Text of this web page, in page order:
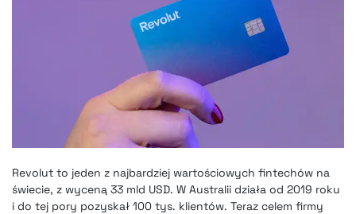
Revolut to jeden z najbardziej wartościowych fintechów na
świecie, z wyceną 33 mld USD. W Australii działa od 2019 roku
i do tej pory pozyskał 100 tys. klientów. Teraz celem firmy